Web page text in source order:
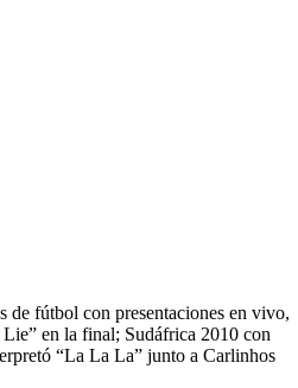
de fútbol con presentaciones en vivo,
en la final; Sudáfrica 2010 con
“La La La” junto a Carlinhos